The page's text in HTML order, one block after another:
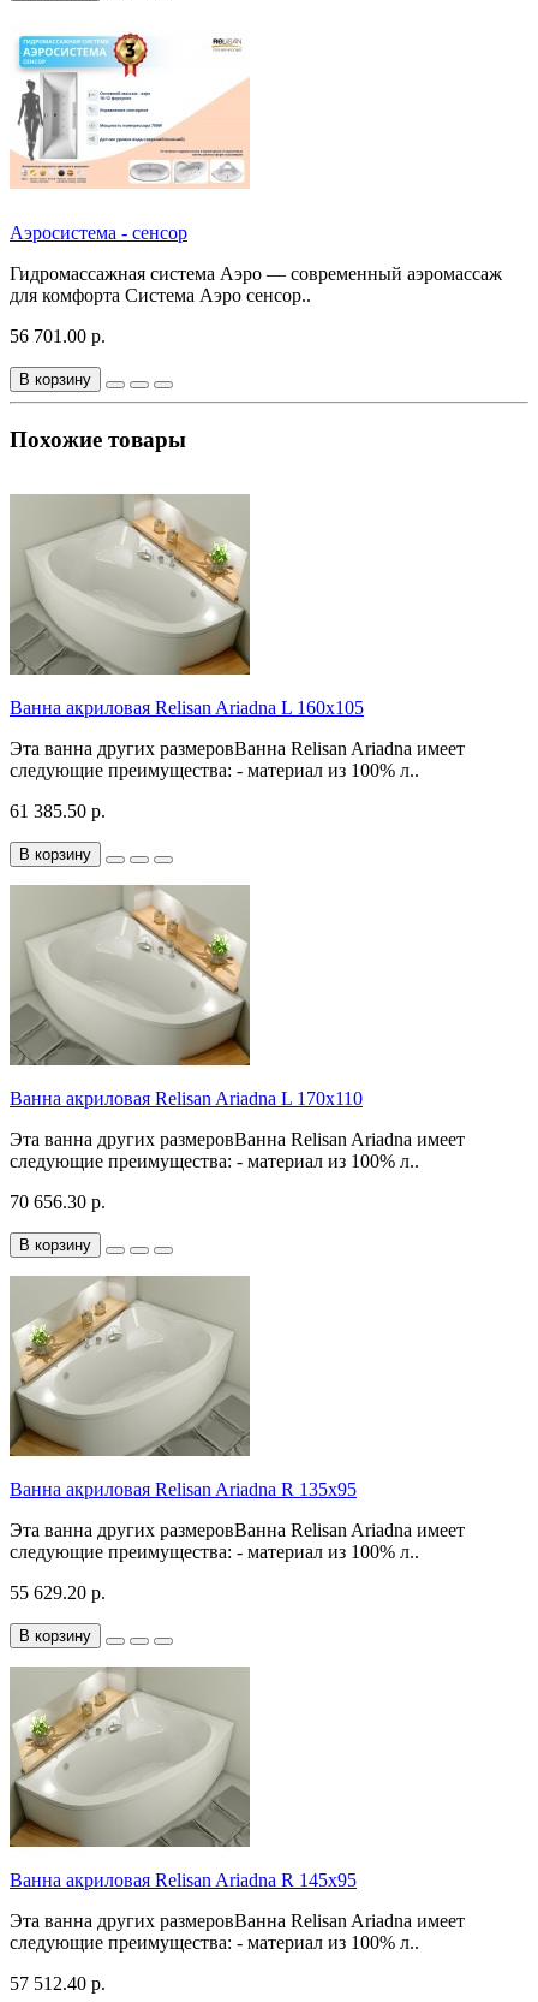
Аэросистема - сенсор
Гидромассажная система Аэро — современный аэромассаж
для комфорта Система Аэро сенсор..
56 701.00 р.
В корзину
Похожие товары
Ванна акриловая Relisan Ariadna L 160x105
Эта ванна других размеровВанна Relisan Ariadna имеет
следующие преимущества: - материал из 100% л..
61 385.50 р.
В корзину
Ванна акриловая Relisan Ariadna L 170x110
Эта ванна других размеровВанна Relisan Ariadna имеет
следующие преимущества: - материал из 100% л..
70 656.30 р.
В корзину
Ванна акриловая Relisan Ariadna R 135x95
Эта ванна других размеровВанна Relisan Ariadna имеет
следующие преимущества: - материал из 100% л..
55 629.20 р.
В корзину
Ванна акриловая Relisan Ariadna R 145x95
Эта ванна других размеровВанна Relisan Ariadna имеет
следующие преимущества: - материал из 100% л..
57 512.40 р.